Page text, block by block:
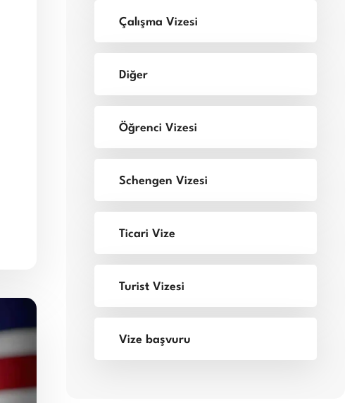
Çalışma Vizesi
Diğer
Öğrenci Vizesi
Schengen Vizesi
Ticari Vize
Turist Vizesi
Vize başvuru